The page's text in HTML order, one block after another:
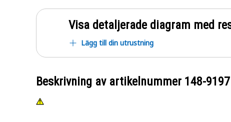
Visa detaljerade diagram med
Lägg till din utrustning
Beskrivning av artikelnummer 148-9197